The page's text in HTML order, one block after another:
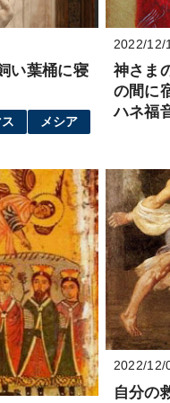
い葉桶に寝
メシア
2022/12/
神さま
の間に
ハネ福
2022/12/
自分の